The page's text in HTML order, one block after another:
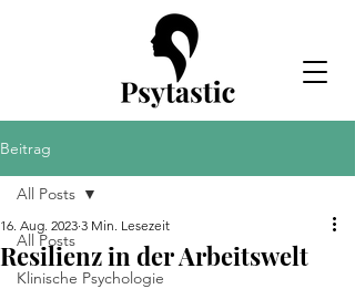
Beitrag
All Posts
Klinische Psychologie
All Posts
Resilienz in der Arbeitswelt
16. Aug. 2023 3 Min. Lesezeit